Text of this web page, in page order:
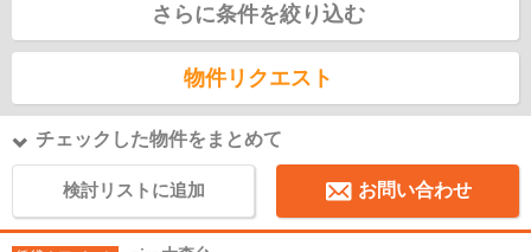
さらに条件を絞り込む
物件リクエスト
チェックした物件をまとめて
検討リストに追加 お問い合わせ